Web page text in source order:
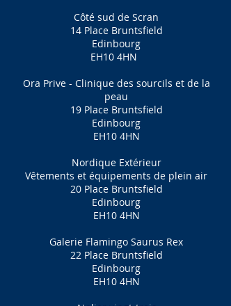
Côté sud de Scran
14 Place Bruntsfield
Edinbourg
EH10 4HN
Ora Prive - Clinique des sourcils et de la
peau
19 Place Bruntsfield
Edinbourg
EH10 4HN
Nordique Extérieur
Vêtements et équipements de plein air
20 Place Bruntsfield
Edinbourg
EH10 4HN
Galerie Flamingo Saurus Rex
22 Place Bruntsfield
Edinbourg
EH10 4HN